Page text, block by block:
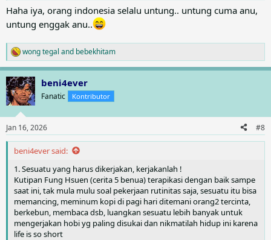
total di rumah sakit dalam waktu yang lama. Kalau tidak punya
asuransi kesehatan pastilah keluar uang banyak. Betul tak?
Kalau menggunakan sudut pandang orang Jawa maka yang dialami
Tintin termasuk untung. Untung cuma nabrak pohon... coba
bayangkan seandainya anjing itu berhasil meraih Tintin... dan
kalimat selanjutnya sama seperti di atas...
Haha iya, orang indonesia selalu untung.. untung cuma anu,
untung enggak anu..
R
e
a
c
t
i
s
:
wong tegal and bebekhitam
beni4ever
Fanatic Kontributor
Jan 16, 2026 #8
beni4ever said:
1. Sesuatu yang harus dikerjakan, kerjakanlah !
Kutipan Fung Hsuen (cerita 5 benua) terapikasi dengan baik sampe
saat ini, tak mula mulu soal pekerjaan rutinitas saja, sesuatu itu bisa
memancing, meminum kopi di pagi hari ditemani orang2 tercinta,
berkebun, membaca dsb, luangkan sesuatu lebih banyak untuk
mengerjakan hobi yg paling disukai dan nikmatilah hidup ini karena
life is so short